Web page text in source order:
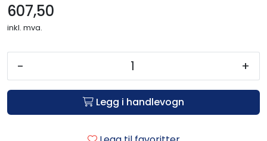
607,50
inkl. mva.
- +
Legg i handlevogn